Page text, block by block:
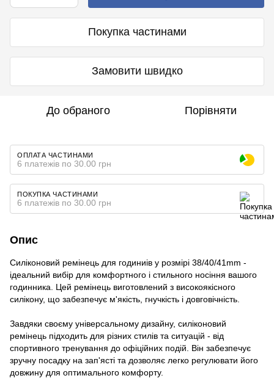
Покупка частинами
Замовити швидко
До обраного Порівняти
ОПЛАТА ЧАСТИНАМИ
6 платежів по 30.00 грн
ПОКУПКА ЧАСТИНАМИ
6 платежів по 30.00 грн
Опис
Силіконовий ремінець для годиниів у розмірі 38/40/41mm -
ідеальний вибір для комфортного і стильного носіння вашого
годинника. Цей ремінець виготовлений з високоякісного
силікону, що забезпечує м'якість, гнучкість і довговічність.
Завдяки своєму універсальному дизайну, силіконовий
ремінець підходить для різних стилів та ситуацій - від
спортивного тренування до офіційних подій. Він забезпечує
зручну посадку на зап'ясті та дозволяє легко регулювати його
довжину для оптимального комфорту.